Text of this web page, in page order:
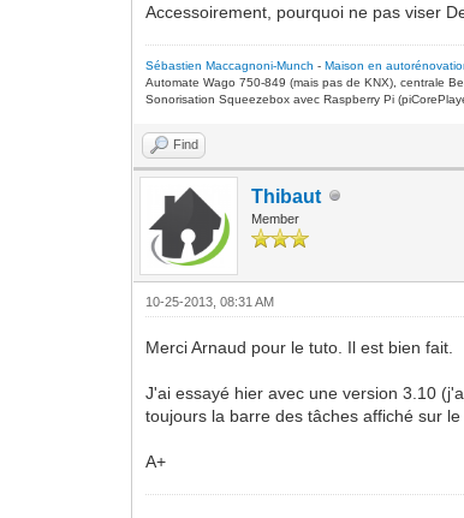
Accessoirement, pourquoi ne pas viser
Sébastien Maccagnoni-Munch -Maison en
Automate Wago 750-849 (mais pas de KNX), centrale
Sonorisation Squeezebox avec Raspberry Pi
Find
Thibaut
Member
10-25-2013, 08:31 AM
Merci Arnaud pour le tuto. Il est bien fait.
J'ai essayé hier avec une version 3.10
toujours la barre des tâches affiché sur le
A+